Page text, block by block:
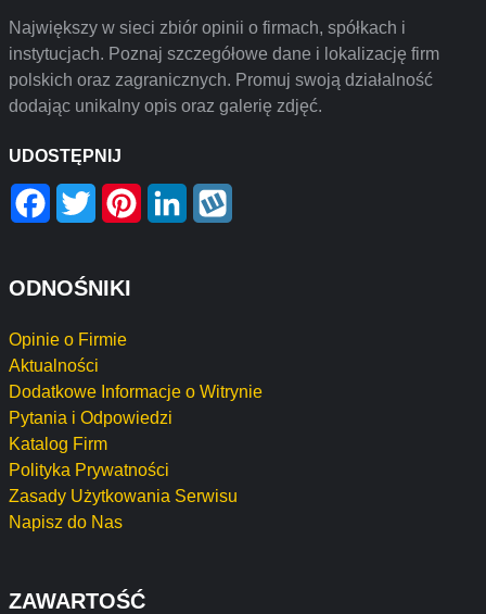
Największy w sieci zbiór opinii o firmach, spółkach i
instytucjach. Poznaj szczegółowe dane i lokalizację firm
polskich oraz zagranicznych. Promuj swoją działalność
dodając unikalny opis oraz galerię zdjęć.
UDOSTĘPNIJ
Facebook
Twitter PinterestLinkedIn
ODNOŚNIKI
Opinie o Firmie
Aktualności
Dodatkowe Informacje o Witrynie
Pytania i Odpowiedzi
Katalog Firm
Polityka Prywatności
Zasady Użytkowania Serwisu
Napisz do Nas
ZAWARTOŚĆ